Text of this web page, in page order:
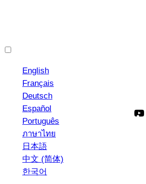
English
Français
Deutsch
Español
Português
ภาษาไทย
日本語
中文 (简体)
한국어